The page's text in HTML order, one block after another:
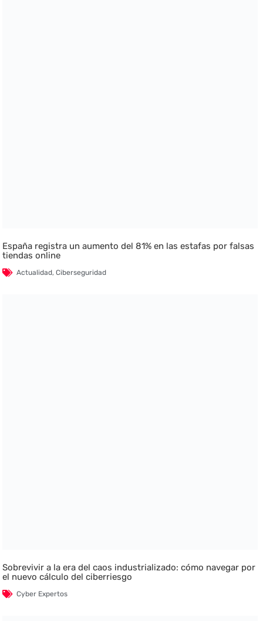
España registra un aumento del 81% en las estafas por falsas
tiendas online
Actualidad,Ciberseguridad
Sobrevivir a la era del caos industrializado: cómo navegar por
el nuevo cálculo del ciberriesgo
Cyber Expertos